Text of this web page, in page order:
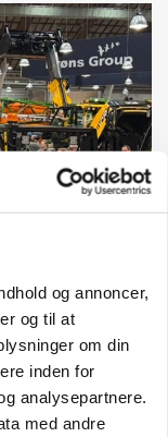
og annoncer,
og til at
om din
inden for
analysepartnere.
med andre
hele
Tysk